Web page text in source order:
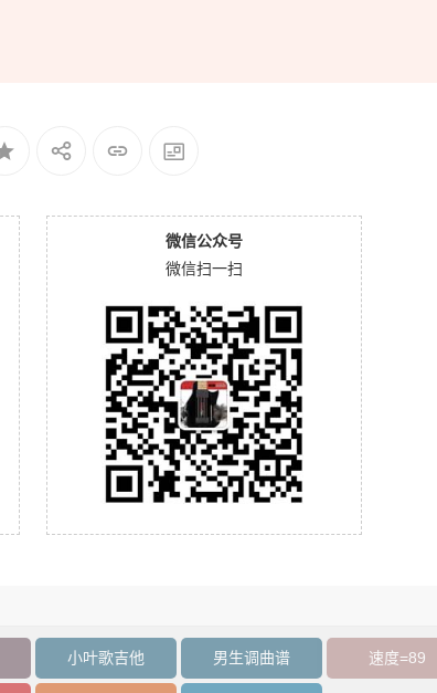
微信公众号
微信扫一扫
小叶歌吉他 男生调曲谱 速度=89